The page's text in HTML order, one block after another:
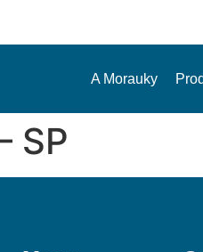
A Morauky
SP